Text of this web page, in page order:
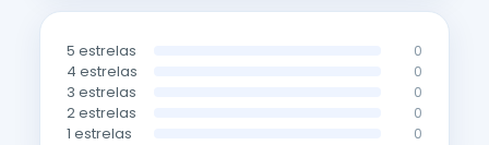
5 estrelas 0
4 estrelas 0
3 estrelas 0
2 estrelas 0
1 estrelas 0